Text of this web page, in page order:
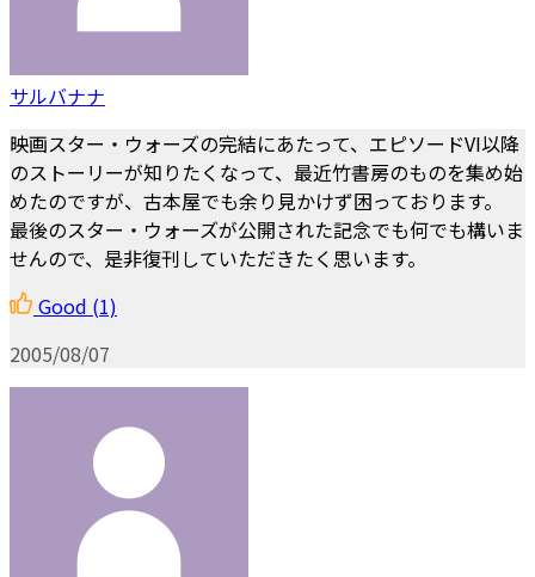
サルバナナ
映画スター・ウォーズの完結にあたって、エピソードVI以降
のストーリーが知りたくなって、最近竹書房のものを集め始
めたのですが、古本屋でも余り見かけず困っております。
最後のスター・ウォーズが公開された記念でも何でも構いま
せんので、是非復刊していただきたく思います。
Good (1)
2005/08/07